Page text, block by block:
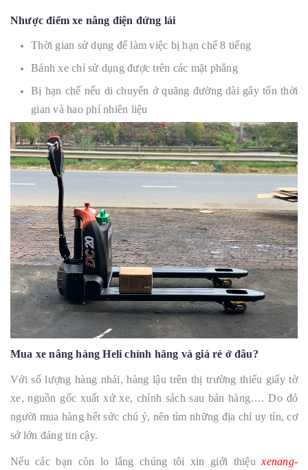
Nhược điểm xe nâng điện đứng lái
Thời gian sử dụng để làm việc bị hạn chế 8 tiếng
Bánh xe chỉ sử dụng được trên các mặt phẳng
Bị hạn chế nếu di chuyển ở quãng đường dài gây tốn thời
gian và hao phí nhiên liệu
Mua xe nâng hàng Heli chính hãng và giá rẻ ở đâu?
Với số lượng hàng nhái, hàng lậu trên thị trường thiếu giấy tờ
xe, nguồn gốc xuất xứ xe, chính sách sau bán hàng…. Do đó
người mua hàng hết sức chú ý, nên tìm những địa chỉ uy tín, cơ
sở lớn đáng tin cậy.
Nếu các bạn còn lo lắng chúng tôi xin giới thiệuxenang-